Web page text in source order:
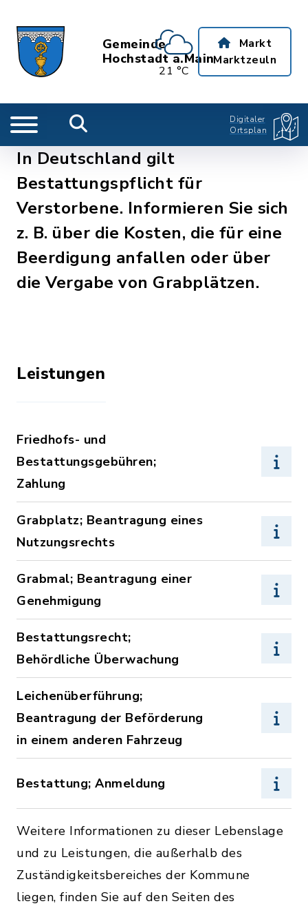
Gemeinde
Hochstadt a.Main
21 °C
Markt
Marktzeuln
Digitaler
Ortsplan
In Deutschland gilt
Bestattungspflicht für
Verstorbene. Informieren Sie sich
z. B. über die Kosten, die für eine
Beerdigung anfallen oder über
die Vergabe von Grabplätzen.
Leistungen
Friedhofs- und
Bestattungsgebühren;
Zahlung
Grabplatz; Beantragung eines
Nutzungsrechts
Grabmal; Beantragung einer
Genehmigung
Bestattungsrecht;
Behördliche Überwachung
Leichenüberführung;
Beantragung der Beförderung
in einem anderen Fahrzeug
Bestattung; Anmeldung
Weitere Informationen zu dieser Lebenslage
und zu Leistungen, die außerhalb des
Zuständigkeitsbereiches der Kommune
liegen, finden Sie auf den Seiten des